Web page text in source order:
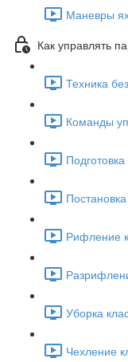
Маневры
Как управлять
Техника
Команды
Рифление
Уборка
Чехление